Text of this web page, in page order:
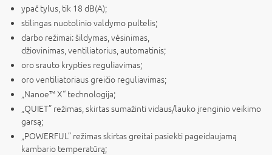
ypač tylus, tik 18 dB(A);
stilingas nuotolinio valdymo pultelis;
darbo režimai: šildymas, vėsinimas,
džiovinimas, ventiliatorius, automatinis;
oro srauto krypties reguliavimas;
oro ventiliatoriaus greičio reguliavimas;
„Nanoe™ X“ technologija;
„QUIET” režimas, skirtas sumažinti vidaus/lauko įrenginio veikimo
garsą;
„POWERFUL” režimas skirtas greitai pasiekti pageidaujamą
kambario temperatūrą;